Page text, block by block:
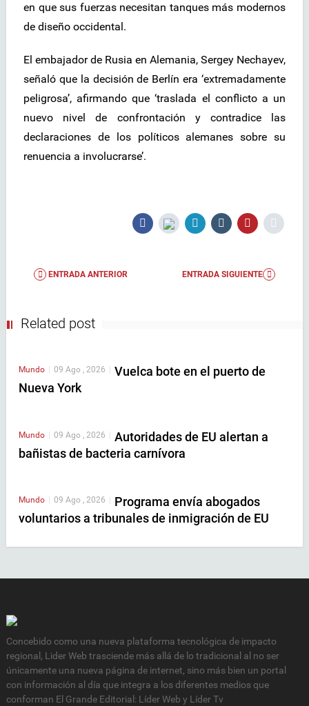
en que sus fuerzas necesitan tanques más modernos
de diseño occidental.
El embajador de Rusia en Alemania, Sergey Nechayev,
señaló que la decisión de Berlín era ‘extremadamente
peligrosa’, afirmando que ‘traslada el conflicto a un
nuevo nivel de confrontación y contradice las
declaraciones de los políticos alemanes sobre su
renuencia a involucrarse’.
ENTRADA ANTERIOR ENTRADA SIGUIENTE
Related post
Mundo 09 Ago , 2026
Vuelca bote en el puerto de
Nueva York
Mundo | 09 Ago , 2026 | Autoridades de EU alertan a
bañistas de bacteria carnívora
Mundo 09 Ago , 2026
Programa envía abogados
voluntarios a tribunales de inmigración de EU
Concebido como una nueva plataforma tecnológica de impacto
regional, Lider Web trasciende más allá de lo tradicional al no ser
únicamente una nueva página de internet, sino más bien un portal
con información al día que integra a los diferentes medios que
conforman El Grande Editorial: Líder Web y Líder Tv